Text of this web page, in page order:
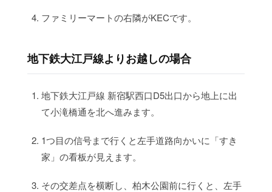
ファミリーマートの右隣がKECです。
地下鉄大江戸線よりお越しの場合
地下鉄大江戸線 新宿駅西口D5出口から地上に出
て小滝橋通を北へ進みます。
1つ目の信号まで行くと左手道路向かいに「すき
家」の看板が見えます。
その交差点を横断し、柏木公園前に行くと、左手